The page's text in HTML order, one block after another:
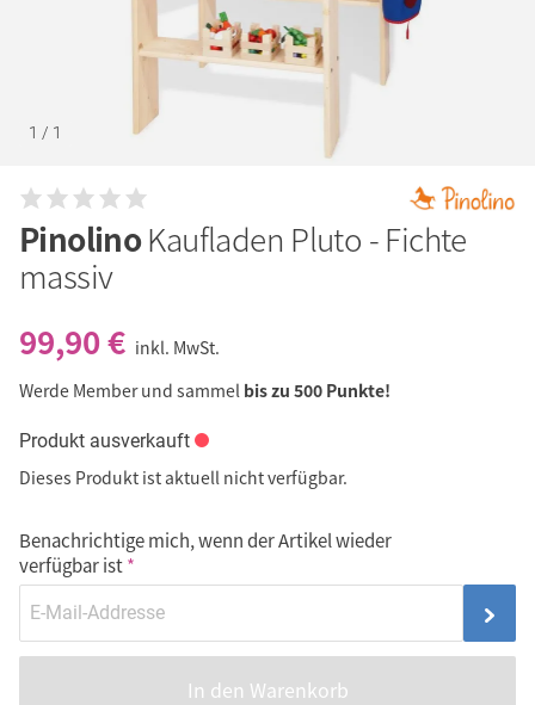
1 / 1
PinolinoKaufladen Pluto - Fichte
massiv
99,90 € inkl. MwSt.
Werde Member und sammel bis zu 500 Punkte!
Produkt ausverkauft
Dieses Produkt ist aktuell nicht verfügbar.
Benachrichtige mich, wenn der Artikel wieder
verfügbar ist
In den Warenkorb